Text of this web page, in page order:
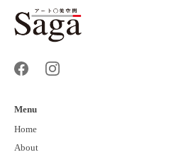
Menu
Home
About